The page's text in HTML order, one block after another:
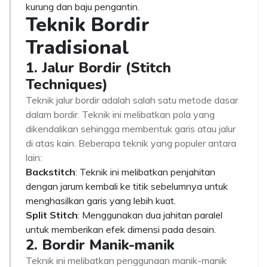
kurung dan baju pengantin.
Teknik Bordir
Tradisional
1. Jalur Bordir (Stitch
Techniques)
Teknik jalur bordir adalah salah satu metode dasar
dalam bordir. Teknik ini melibatkan pola yang
dikendalikan sehingga membentuk garis atau jalur
di atas kain. Beberapa teknik yang populer antara
lain:
Backstitch: Teknik ini melibatkan penjahitan
dengan jarum kembali ke titik sebelumnya untuk
menghasilkan garis yang lebih kuat.
Split Stitch: Menggunakan dua jahitan paralel
untuk memberikan efek dimensi pada desain.
2. Bordir Manik-manik
Teknik ini melibatkan penggunaan manik-manik